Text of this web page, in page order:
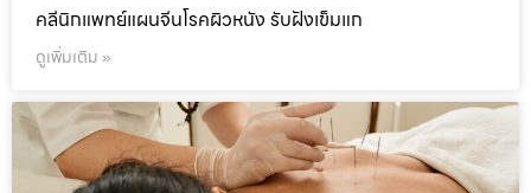
คลีนิกแพทย์แผนจีนโรคผิวหนัง รับฝังเข็มแก
ดูเพิ่มเติม »